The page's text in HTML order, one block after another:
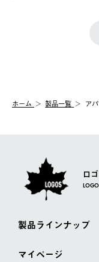
【配送業者】
佐川急便にて配送され
お客様都合の返品に
む）は受け付けており
一度お手元の商品を返
LOGOS FAMILY会員
ホーム 製品一覧 ア
ロ
製品ラインナップ
マイページ